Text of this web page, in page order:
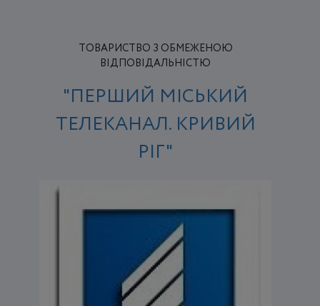
ТОВАРИСТВО З ОБМЕЖЕНОЮ
ВІДПОВІДАЛЬНІСТЮ
"ПЕРШИЙ МІСЬКИЙ
ТЕЛЕКАНАЛ. КРИВИЙ
РІГ"